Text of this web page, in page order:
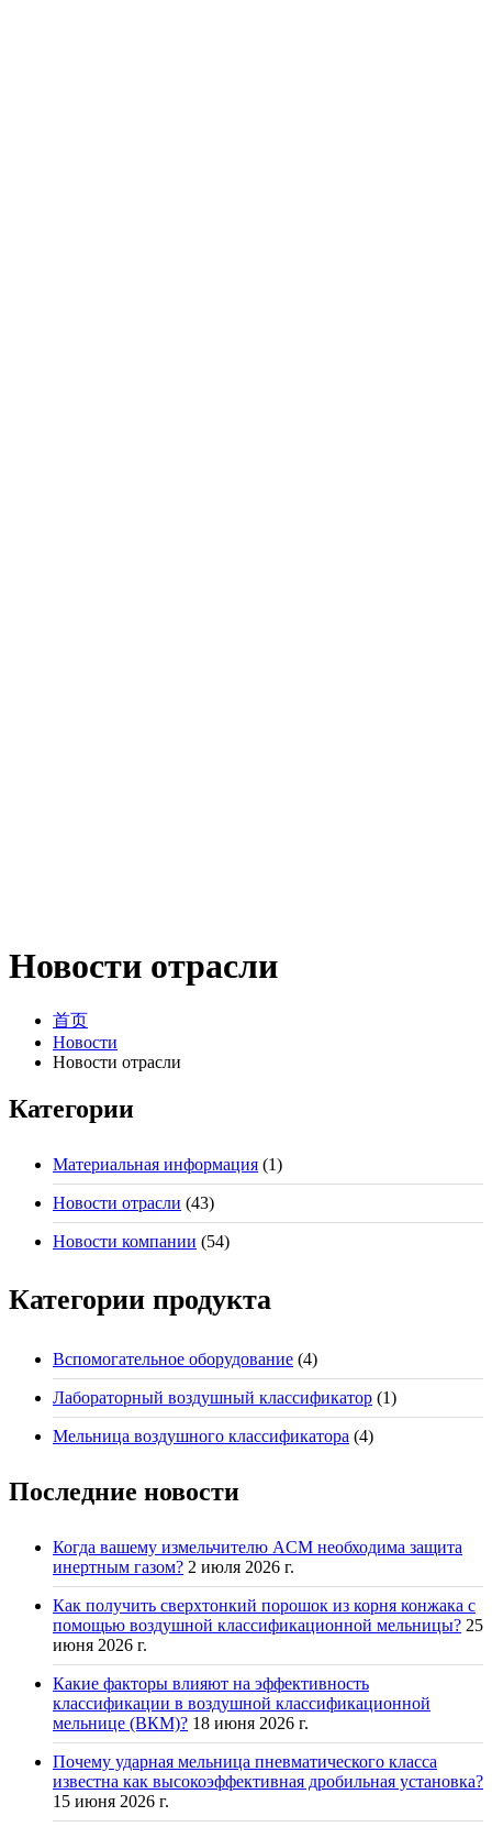
Новости отрасли
首页
Новости
Новости отрасли
Категории
Материальная информация (1)
Новости отрасли (43)
Новости компании (54)
Категории продукта
Вспомогательное оборудование (4)
Лабораторный воздушный классификатор (1)
Мельница воздушного классификатора (4)
Последние новости
Когда вашему измельчителю ACM необходима защита
инертным газом? 2 июля 2026 г.
Как получить сверхтонкий порошок из корня конжака с
помощью воздушной классификационной мельницы? 25
июня 2026 г.
Какие факторы влияют на эффективность
классификации в воздушной классификационной
мельнице (ВКМ)? 18 июня 2026 г.
Почему ударная мельница пневматического класса
известна как высокоэффективная дробильная установка?
15 июня 2026 г.